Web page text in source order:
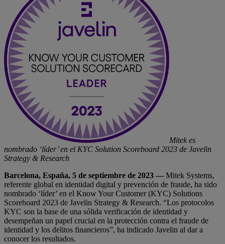
Mitek es
nombrado ‘líder’ en el KYC Solution Scoreboard 2023 de Javelin
Strategy & Research
Barcelona, España, 5 de septiembre de 2023 — Mitek Systems,
referente global en identidad digital y prevención de fraude, ha sido
nombrado ‘líder’ en el Know Your Customer (KYC) Solutions
Scoreboard 2023 de Javelin Strategy & Research. “Los protocolos
KYC son la base de una sólida verificación de identidad y
desempeñan un papel crucial en la protección contra el fraude de
identidad y los delitos financieros”, ha indicado Javelin al dar a
conocer los resultados.